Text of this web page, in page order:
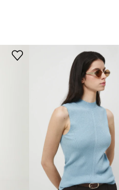
ROZMERY
Rozmery
S.
56,5
Šírka v
Modelka je
na sebe
Pozrite si